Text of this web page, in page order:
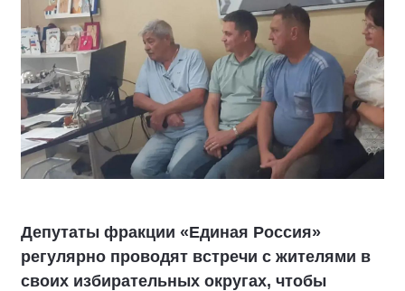
Депутаты фракции «Единая Россия»
регулярно проводят встречи с жителями в
своих избирательных округах, чтобы